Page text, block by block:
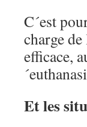
C´est
charge
efficace,
Et les